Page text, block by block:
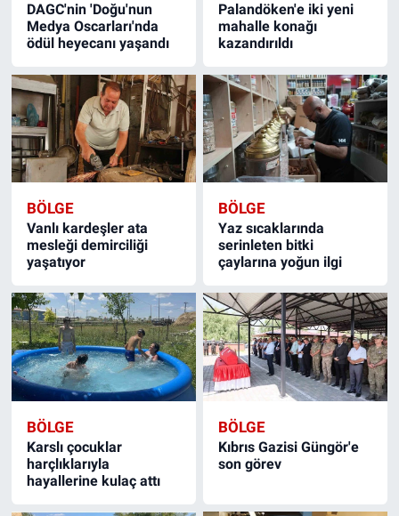
DAGC'nin 'Doğu'nun
Medya Oscarları'nda
ödül heyecanı yaşandı
Palandöken'e iki yeni
mahalle konağı
kazandırıldı
BÖLGE
Vanlı kardeşler ata
mesleği demirciliği
yaşatıyor
BÖLGE
Yaz sıcaklarında
serinleten bitki
çaylarına yoğun ilgi
BÖLGE
Karslı çocuklar
harçlıklarıyla
hayallerine kulaç attı
BÖLGE
Kıbrıs Gazisi Güngör'e
son görev